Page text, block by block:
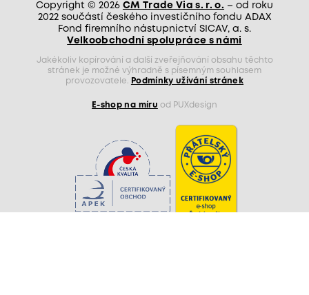
Copyright © 2026 CM Trade Via s. r. o. – od roku
2022 součástí českého investičního fondu ADAX
Fond firemního nástupnictví SICAV, a. s.
Velkoobchodní spolupráce s námi
Jakékoliv kopírování a další zveřejňování obsahu těchto
stránek je možné výhradně s písemným souhlasem
provozovatele.
Podmínky užívání stránek
E-shop na míru od PUXdesign